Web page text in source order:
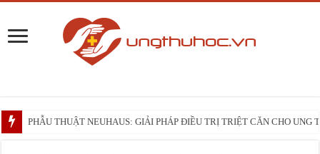
PHẪU THUẬT NEUHAUS: GIẢI PHÁP ĐIỀU TRỊ TRIỆT CĂN CHO UNG
Những điều bạn cần biết trước liệu trình xạ trị vùng đầu – cổ